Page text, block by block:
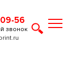
56
звонок